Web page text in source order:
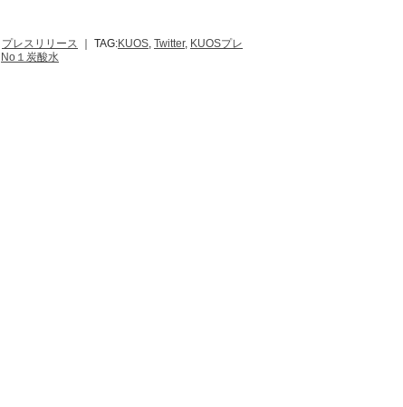
プレスリリース ｜ TAG:KUOS, Twitter, KUOSプレ
No１炭酸水